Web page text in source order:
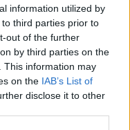
information utilized by
third parties prior to
out of the further
by third parties on the
This information may
on the IAB’s List of
disclose it to other
ΧΑΛΑΡΩΣΗ